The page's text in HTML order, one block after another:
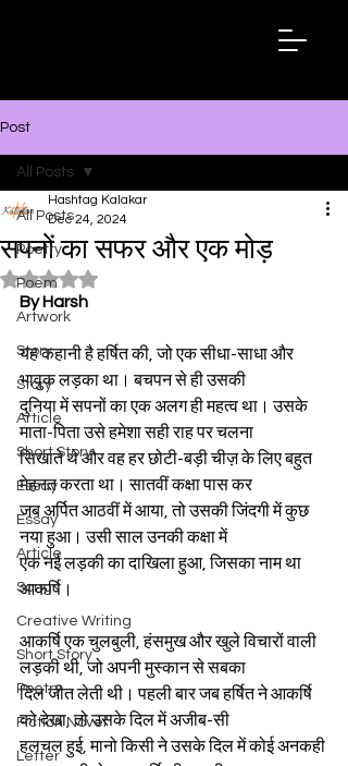
Post
All Posts
Poetry
Poem
Artwork
Story
Story
Article
Short Story
Essay
Essay
Article
Song
Creative Writing
Short Story
Poetry
Fiction Novel
Letter
All Posts
सपनों का सफर और एक मोड़
Hashtag Kalakar
Dec 24, 2024
Rated NaN out of 5 stars.
By Harsh
यह कहानी है हर्षित की, जो एक सीधा-साधा और
भावुक लड़का था। बचपन से ही उसकी
दुनिया में सपनों का एक अलग ही महत्व था। उसके
माता-पिता उसे हमेशा सही राह पर चलना
सिखाते थे और वह हर छोटी-बड़ी चीज़ के लिए बहुत
मेहनत करता था। सातवीं कक्षा पास कर
जब अर्पित आठवीं में आया, तो उसकी जिंदगी में कुछ
नया हुआ। उसी साल उनकी कक्षा में
एक नई लड़की का दाखिला हुआ, जिसका नाम था
आकर्षि।
आकर्षि एक चुलबुली, हंसमुख और खुले विचारों वाली
लड़की थी, जो अपनी मुस्कान से सबका
दिल जीत लेती थी। पहली बार जब हर्षित ने आकर्षि
को देखा, तो उसके दिल में अजीब-सी
हलचल हुई, मानो किसी ने उसके दिल में कोई अनकही